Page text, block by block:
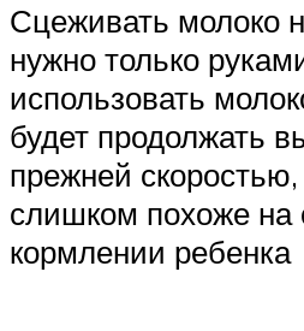
Сцеживать молоко
нужно только
использовать
будет продолжать
прежней скоростью,
слишком похоже
кормлении ребенка